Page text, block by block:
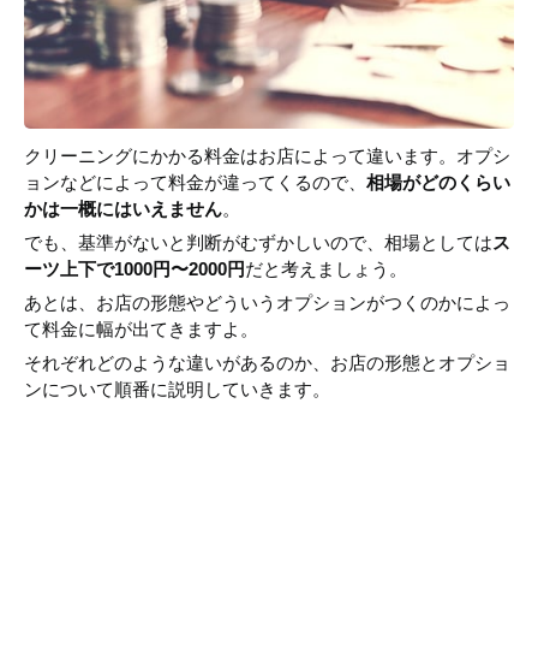
クリーニングにかかる料金はお店によって違います。オプシ
ョンなどによって料金が違ってくるので、 相場がどのくらい
かは一概にはいえません。
でも、基準がないと判断がむずかしいので、相場としてはス
ーツ上下で1000円〜2000円だと考えましょう。
あとは、お店の形態やどういうオプションがつくのかによっ
て料金に幅が出てきますよ。
それぞれどのような違いがあるのか、お店の形態とオプショ
ンについて順番に説明していきます。